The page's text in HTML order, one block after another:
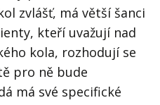
zvlášť, má větší šanci
kteří uvažují nad
kola, rozhodují se
pro ně bude
má své specifické